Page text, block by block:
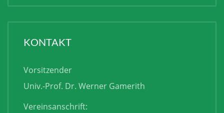
KONTAKT
Vorsitzender
Univ.-Prof. Dr. Werner Gamerith
Vereinsanschrift: